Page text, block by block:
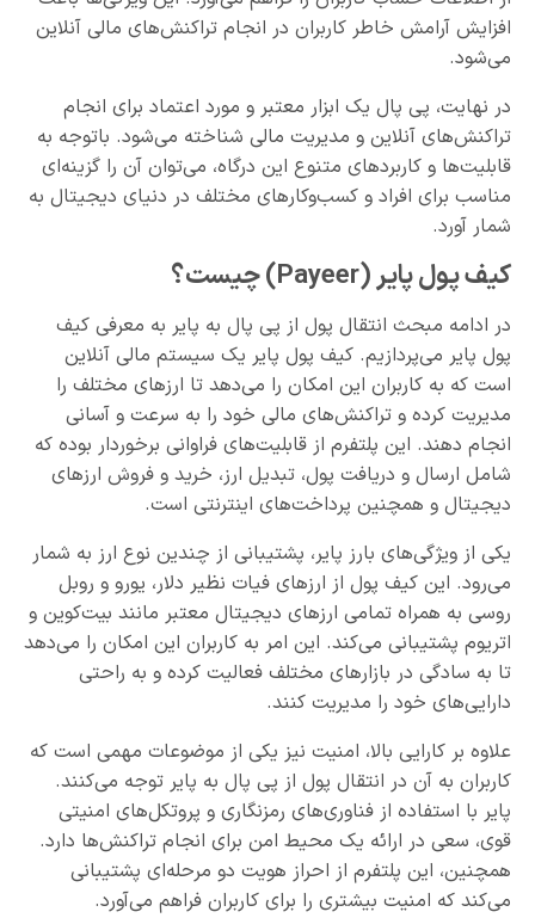
افزایش آرامش خاطر کاربران در انجام تراکنش‌های مالی آنلاین
می‌شود.
در نهایت، پی پال یک ابزار معتبر و مورد اعتماد برای انجام
تراکنش‌های آنلاین و مدیریت مالی شناخته می‌شود. باتوجه به
قابلیت‌ها و کاربردهای متنوع این درگاه، می‌توان آن را گزینه‌ای
مناسب برای افراد و کسب‌وکارهای مختلف در دنیای دیجیتال به
شمار آورد.
کیف پول پایر (Payeer) چیست؟
در ادامه مبحث انتقال پول از پی پال به پایر به معرفی کیف
پول پایر می‌‌پردازیم. کیف پول پایر یک سیستم مالی آنلاین
است که به کاربران این امکان را می‌دهد تا ارزهای مختلف را
مدیریت کرده و تراکنش‌های مالی خود را به سرعت و آسانی
انجام دهند. این پلتفرم از قابلیت‌های فراوانی برخوردار بوده که
شامل ارسال و دریافت پول، تبدیل ارز، خرید و فروش ارزهای
دیجیتال و همچنین پرداخت‌های اینترنتی است.
یکی از ویژگی‌های بارز پایر، پشتیبانی از چندین نوع ارز به شمار
می‌‌رود. این کیف پول از ارزهای فیات نظیر دلار، یورو و روبل
روسی به همراه تمامی ارزهای دیجیتال معتبر مانند بیت‌کوین و
اتریوم پشتیبانی می‌کند. این امر به کاربران این امکان را می‌دهد
تا به سادگی در بازارهای مختلف فعالیت کرده و به راحتی
دارایی‌های خود را مدیریت کنند.
علاوه بر کارایی بالا، امنیت نیز یکی از موضوعات مهمی است که
کاربران به آن در انتقال پول از پی پال به پایر توجه می‌کنند.
پایر با استفاده از فناوری‌های رمزنگاری و پروتکل‌های امنیتی
قوی، سعی در ارائه یک محیط امن برای انجام تراکنش‌ها دارد.
همچنین، این پلتفرم از احراز هویت دو مرحله‌ای پشتیبانی
می‌کند که امنیت بیشتری را برای کاربران فراهم می‌آورد.